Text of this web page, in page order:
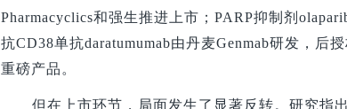
Pharmacyclics和强生推进上市；PARP抑制剂
抗CD38单抗daratumumab由丹麦Genmab研发，后
重磅产品。
但在上市环节，局面发生了显著反转。研究指